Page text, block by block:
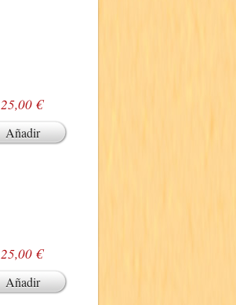
25,00 €
Añadir
25,00 €
Añadir